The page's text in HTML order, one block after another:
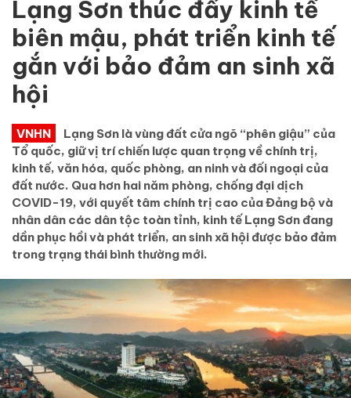
Lạng Sơn thúc đẩy kinh tế
biên mậu, phát triển kinh tế
gắn với bảo đảm an sinh xã
hội
VNHN
Lạng Sơn là vùng đất cửa ngõ “phên giậu” của
Tổ quốc, giữ vị trí chiến lược quan trọng về chính trị,
kinh tế, văn hóa, quốc phòng, an ninh và đối ngoại của
đất nước. Qua hơn hai năm phòng, chống đại dịch
COVID-19, với quyết tâm chính trị cao của Đảng bộ và
nhân dân các dân tộc toàn tỉnh, kinh tế Lạng Sơn đang
dần phục hồi và phát triển, an sinh xã hội được bảo đảm
trong trạng thái bình thường mới.